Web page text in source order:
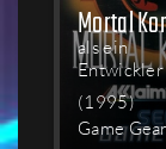
als ein
Entwickler
(1995)
Game